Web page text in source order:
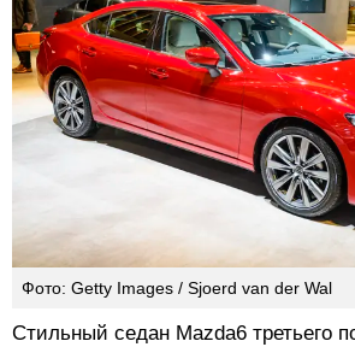
Фото: Getty Images / Sjoerd van der Wal
Стильный седан Mazda6 третьего